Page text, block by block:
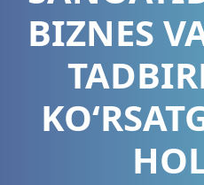
BIZNES